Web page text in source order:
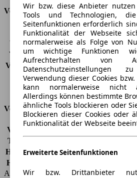
Verbrauch
CO2 Emissionen*
110 g/km (komb.)
Verbrauch (Stadt)
5,0 l/100km
Verbrauch (Land)
3,7 l/100km
Verbrauch (komb.)* 4,2 l/100km
Schadstoffklasse
EU5
Tankinhalt
42 l
Versicherungsklassen
Vollkasko
Teilkasko
Haftpflicht -
HSN/TSN
AutoScout24 GmbH übernimmt für die
Wir bzw. diese Anbieter
Tools und Technologien,
Seitenfunktionen erforderlich
Funktionalität der Webseite
normalerweise als Folge von
um wichtige Funktionen
Aufrechterhalten von
Datenschutzeinstellungen
Verwendung dieser Cookies
kann normalerweise nicht
Allerdings können bestimmte
ähnliche Tools blockieren oder
Blockieren dieser Cookies oder
Funktionalität der Webseite
Erweiterte Seitenfunktionen
Wir bzw. Drittanbieter